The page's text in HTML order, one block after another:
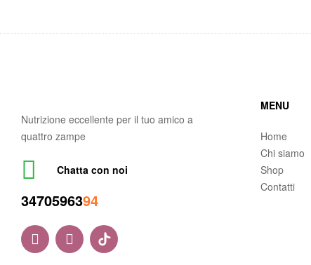
Nutrizione eccellente per il tuo amico a
quattro zampe
Chatta con noi
3470596394
MENU
Home
Chi siamo
Shop
Contatti